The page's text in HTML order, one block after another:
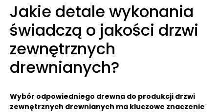
Jakie detale wykonania
świadczą o jakości drzwi
zewnętrznych
drewnianych?
Wybór odpowiedniego drewna do produkcji drzwi
zewnętrznych drewnianych ma kluczowe znaczenie